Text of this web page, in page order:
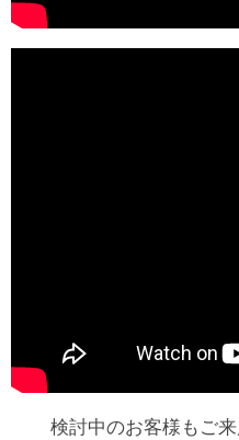
検討中のお客様もご